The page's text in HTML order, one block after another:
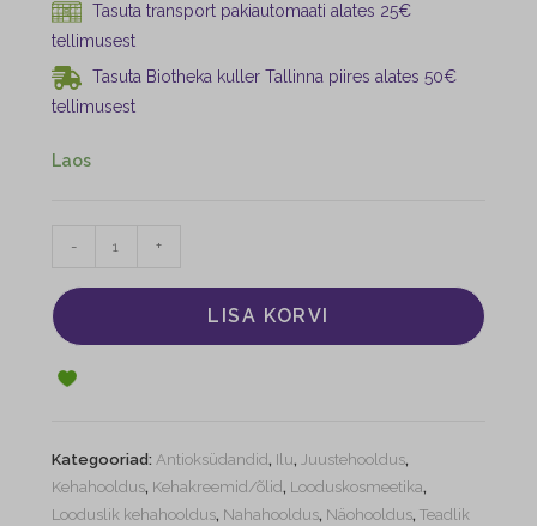
Tasuta transport pakiautomaati alates 25€
tellimusest
Tasuta Biotheka kuller Tallinna piires alates 50€
tellimusest
Laos
- +
LISA KORVI
Kategooriad: Antioksüdandid, Ilu, Juustehooldus,
Kehahooldus, Kehakreemid/õlid, Looduskosmeetika,
Looduslik kehahooldus, Nahahooldus, Näohooldus, Teadlik